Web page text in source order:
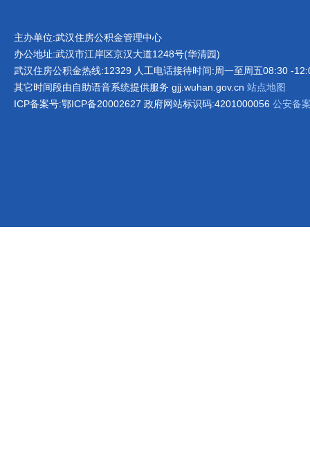
主办单位:武汉住房公积金管理中心
办公地址:武汉市江岸区京汉大道1248号(华清园)
武汉住房公积金热线:12329 人工电话接待时间:周一至周五08:30 -
其它时间段由自助语音系统提供服务 gjj.wuhan.gov.cn 站点地图
ICP备案号:鄂ICP备20002627 政府网站标识码:4201000056 公安备